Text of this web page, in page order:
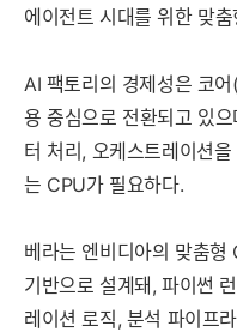
에이전트 시대를 위한 맞
AI 팩토리의 경제성은 코
용 중심으로 전환되고 있
터 처리, 오케스트레이션
는 CPU가 필요하다.
베라는 엔비디아의 맞춤
기반으로 설계돼, 파이썬
레이션 로직, 분석 파이프